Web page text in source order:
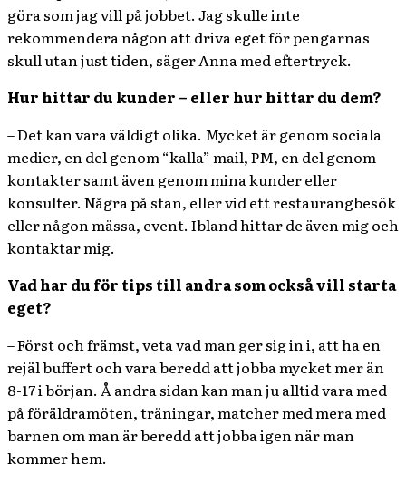
göra som jag vill på jobbet. Jag skulle inte
rekommendera någon att driva eget för pengarnas
skull utan just tiden, säger Anna med eftertryck.
Hur hittar du kunder – eller hur hittar du dem?
– Det kan vara väldigt olika. Mycket är genom sociala
medier, en del genom “kalla” mail, PM, en del genom
kontakter samt även genom mina kunder eller
konsulter. Några på stan, eller vid ett restaurangbesök
eller någon mässa, event. Ibland hittar de även mig och
kontaktar mig.
Vad har du för tips till andra som också vill starta
eget?
– Först och främst, veta vad man ger sig in i, att ha en
rejäl buffert och vara beredd att jobba mycket mer än
8-17 i början. Å andra sidan kan man ju alltid vara med
på föräldramöten, träningar, matcher med mera med
barnen om man är beredd att jobba igen när man
kommer hem.